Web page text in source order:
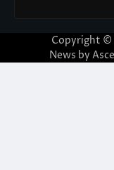
Copyright ©
News by